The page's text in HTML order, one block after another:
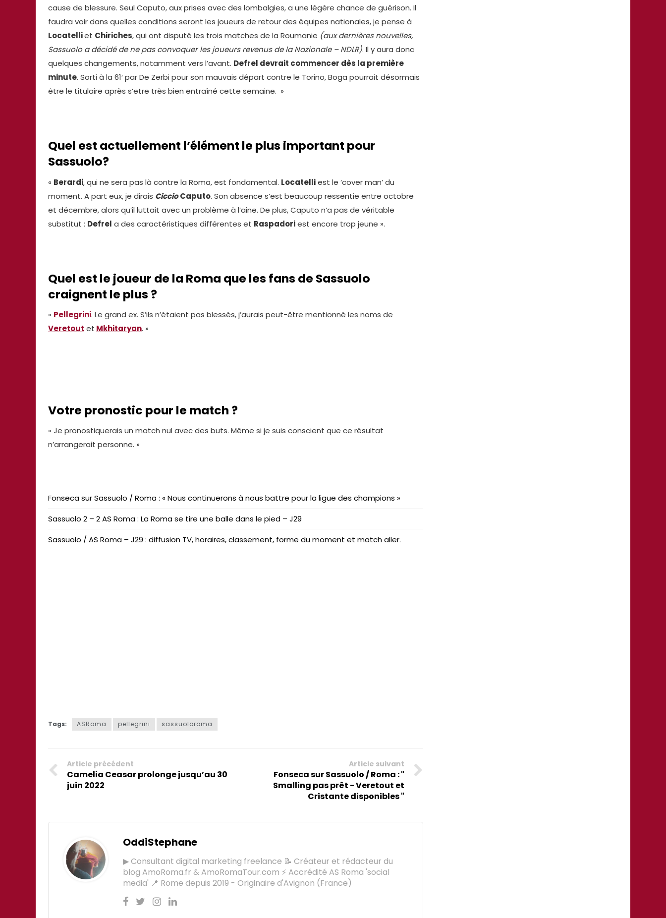
cause de blessure. Seul Caputo, aux prises avec des lombalgies, a une légère chance de guérison. Il
faudra voir dans quelles conditions seront les joueurs de retour des équipes nationales, je pense à
Locatelliet Chiriches, qui ont disputé les trois matches de la Roumanie (aux dernières nouvelles,
Sassuolo a décidé de ne pas convoquer les joueurs revenus de la Nazionale – NDLR). Il y aura donc
quelques changements, notamment vers l’avant. Defrel devrait commencer dès la première
minute. Sorti à la 61′ par De Zerbi pour son mauvais départ contre le Torino, Boga pourrait désormais
être le titulaire après s’etre très bien entraîné cette semaine. »
Quel est actuellement l’élément le plus important pour
Sassuolo?
« Berardi, qui ne sera pas là contre la Roma, est fondamental. Locatelliest le ‘cover man’ du
moment. A part eux, je dirais CiccioCaputo. Son absence s’est beaucoup ressentie entre octobre
et décembre, alors qu’il luttait avec un problème à l’aine. De plus, Caputo n’a pas de véritable
substitut : Defrel a des caractéristiques différentes et Raspadoriest encore trop jeune ».
Quel est le joueur de la Roma que les fans de Sassuolo
craignent le plus ?
« Pellegrini. Le grand ex. S’ils n’étaient pas blessés, j’aurais peut-être mentionné les noms de
Veretout et Mkhitaryan. »
Votre pronostic pour le match ?
« Je pronostiquerais un match nul avec des buts. Même si je suis conscient que ce résultat
n’arrangerait personne. »
Fonseca sur Sassuolo / Roma : « Nous continuerons à nous battre pour la ligue des champions »
Sassuolo 2 – 2 AS Roma : La Roma se tire une balle dans le pied – J29
Sassuolo / AS Roma – J29 : diffusion TV, horaires, classement, forme du moment et match aller.
Tags: ASRoma pellegrini sassuoloroma
Article précédent
Camelia Ceasar prolonge jusqu’au 30
juin 2022
Article suivant
Fonseca sur Sassuolo / Roma : "
Smalling pas prêt - Veretout et
Cristante disponibles "
OddiStephane
▶ Consultant digital marketing freelance 📝 Créateur et rédacteur du
blog AmoRoma.fr & AmoRomaTour.com ⚡ Accrédité AS Roma 'social
media' 📍 Rome depuis 2019 - Originaire d'Avignon (France)